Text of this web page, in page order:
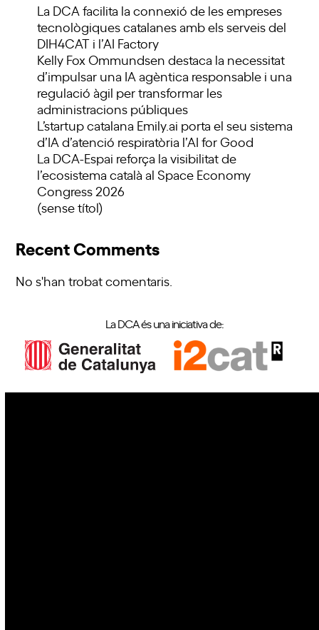
La DCA facilita la connexió de les empreses
tecnològiques catalanes amb els serveis del
DIH4CAT i l’AI Factory
Kelly Fox Ommundsen destaca la necessitat
d’impulsar una IA agèntica responsable i una
regulació àgil per transformar les
administracions públiques
L’startup catalana Emily.ai porta el seu sistema
d’IA d’atenció respiratòria l’AI for Good
La DCA-Espai reforça la visibilitat de
l’ecosistema català al Space Economy
Congress 2026
(sense títol)
Recent Comments
No s'han trobat comentaris.
La DCA és una iniciativa de: